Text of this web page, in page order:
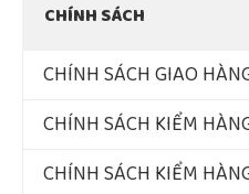
CHÍNH SÁCH
CHÍNH SÁCH GIAO
CHÍNH SÁCH KIỂM
CHÍNH SÁCH KIỂM